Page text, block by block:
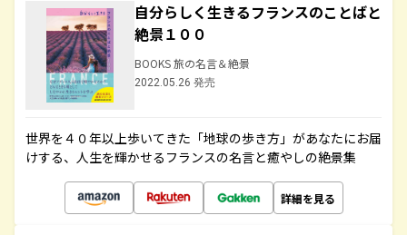
自分らしく生きるフランスのことばと
絶景１００
BOOKS 旅の名言＆絶景
2022.05.26 発売
世界を４０年以上歩いてきた「地球の歩き方」があなたにお届
けする、人生を輝かせるフランスの名言と癒やしの絶景集
詳細を見る